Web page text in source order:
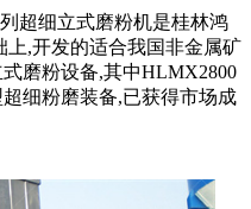
超细立式磨粉机是桂林鸿
,开发的适合我国非金属矿
磨粉设备,其中HLMX2800
细粉磨装备,已获得市场成